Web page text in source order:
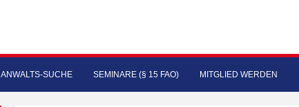
ANWALTS-SUCHE SEMINARE (§ 15 FAO) MITGLIED WERDEN